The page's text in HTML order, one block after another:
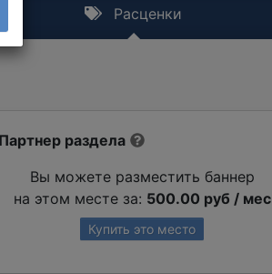
Расценки
Партнер раздела
Вы можете разместить баннер
на этом месте за: 500.00 руб / мес
Купить это место